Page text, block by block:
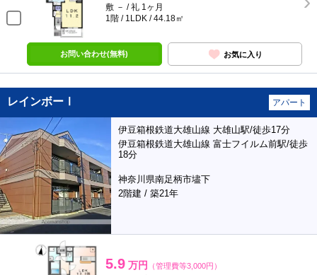
敷 － / 礼 1ヶ月
1階 / 1LDK / 44.18㎡
お問い合わせ(無料) お気に入り
レインボーⅠ アパート
伊豆箱根鉄道大雄山線 大雄山駅/徒歩17分
伊豆箱根鉄道大雄山線 富士フイルム前駅/徒歩
18分
神奈川県南足柄市壗下
2階建 / 築21年
5.9 万円 （管理費等3,000円）